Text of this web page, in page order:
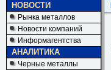
НОВОСТИ
Рынка металлов
Новости компаний
Информагентства
АНАЛИТИКА
Черные металлы